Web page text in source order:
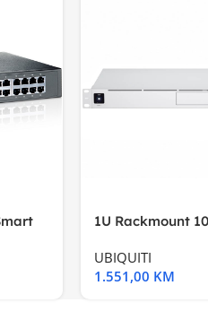
1U Rackmount
UBIQUITI
1.551,00 KM